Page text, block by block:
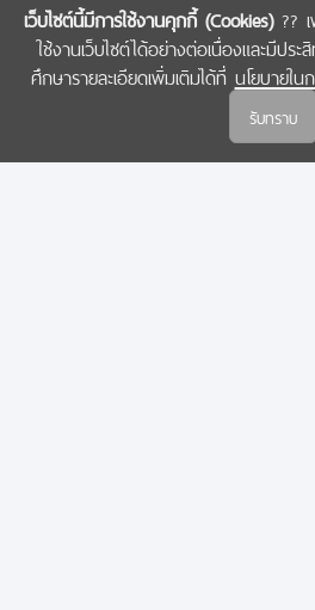
เว็บไซต์นี้มีการใช้งานคุกกี้ (Cookies)?? เ
ใช้งานเว็บไซต์ได้อย่างต่อเนื่องและมีป
ศึกษารายละเอียดเพิ่มเติมได้ที่ นโยบายใ
รับทราบ
COPYRIGHT © 2022 สำนักงานคณะกรรมการส่ง
(สกสว.)
นโยบายในการคุ้มครองข้อมู